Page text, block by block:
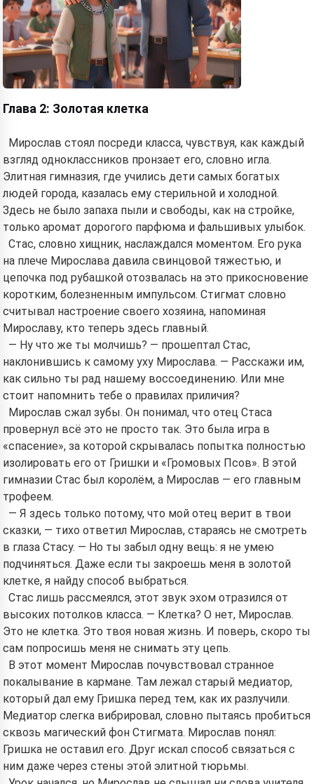
Глава 2: Золотая клетка
Мирослав стоял посреди класса, чувствуя, как каждый
взгляд одноклассников пронзает его, словно игла.
Элитная гимназия, где учились дети самых богатых
людей города, казалась ему стерильной и холодной.
Здесь не было запаха пыли и свободы, как на стройке,
только аромат дорогого парфюма и фальшивых улыбок.
Стас, словно хищник, наслаждался моментом. Его рука
на плече Мирослава давила свинцовой тяжестью, и
цепочка под рубашкой отозвалась на это прикосновение
коротким, болезненным импульсом. Стигмат словно
считывал настроение своего хозяина, напоминая
Мирославу, кто теперь здесь главный.
— Ну что же ты молчишь? — прошептал Стас,
наклонившись к самому уху Мирослава. — Расскажи им,
как сильно ты рад нашему воссоединению. Или мне
стоит напомнить тебе о правилах приличия?
Мирослав сжал зубы. Он понимал, что отец Стаса
провернул всё это не просто так. Это была игра в
«спасение», за которой скрывалась попытка полностью
изолировать его от Гришки и «Громовых Псов». В этой
гимназии Стас был королём, а Мирослав — его главным
трофеем.
— Я здесь только потому, что мой отец верит в твои
сказки, — тихо ответил Мирослав, стараясь не смотреть
в глаза Стасу. — Но ты забыл одну вещь: я не умею
подчиняться. Даже если ты закроешь меня в золотой
клетке, я найду способ выбраться.
Стас лишь рассмеялся, этот звук эхом отразился от
высоких потолков класса. — Клетка? О нет, Мирослав.
Это не клетка. Это твоя новая жизнь. И поверь, скоро ты
сам попросишь меня не снимать эту цепь.
В этот момент Мирослав почувствовал странное
покалывание в кармане. Там лежал старый медиатор,
который дал ему Гришка перед тем, как их разлучили.
Медиатор слегка вибрировал, словно пытаясь пробиться
сквозь магический фон Стигмата. Мирослав понял:
Гришка не оставил его. Друг искал способ связаться с
ним даже через стены этой элитной тюрьмы.